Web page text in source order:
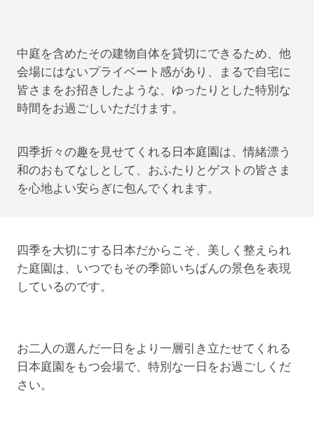
中庭を含めたその建物自体を貸切にできるため、他
会場にはないプライベート感があり、まるで自宅に
皆さまをお招きしたような、ゆったりとした特別な
時間をお過ごしいただけます。
四季折々の趣を見せてくれる日本庭園は、情緒漂う
和のおもてなしとして、おふたりとゲストの皆さま
を心地よい安らぎに包んでくれます。
四季を大切にする日本だからこそ、美しく整えられ
た庭園は、いつでもその季節いちばんの景色を表現
しているのです。
お二人の選んだ一日をより一層引き立たせてくれる
日本庭園をもつ会場で、特別な一日をお過ごしくだ
さい。